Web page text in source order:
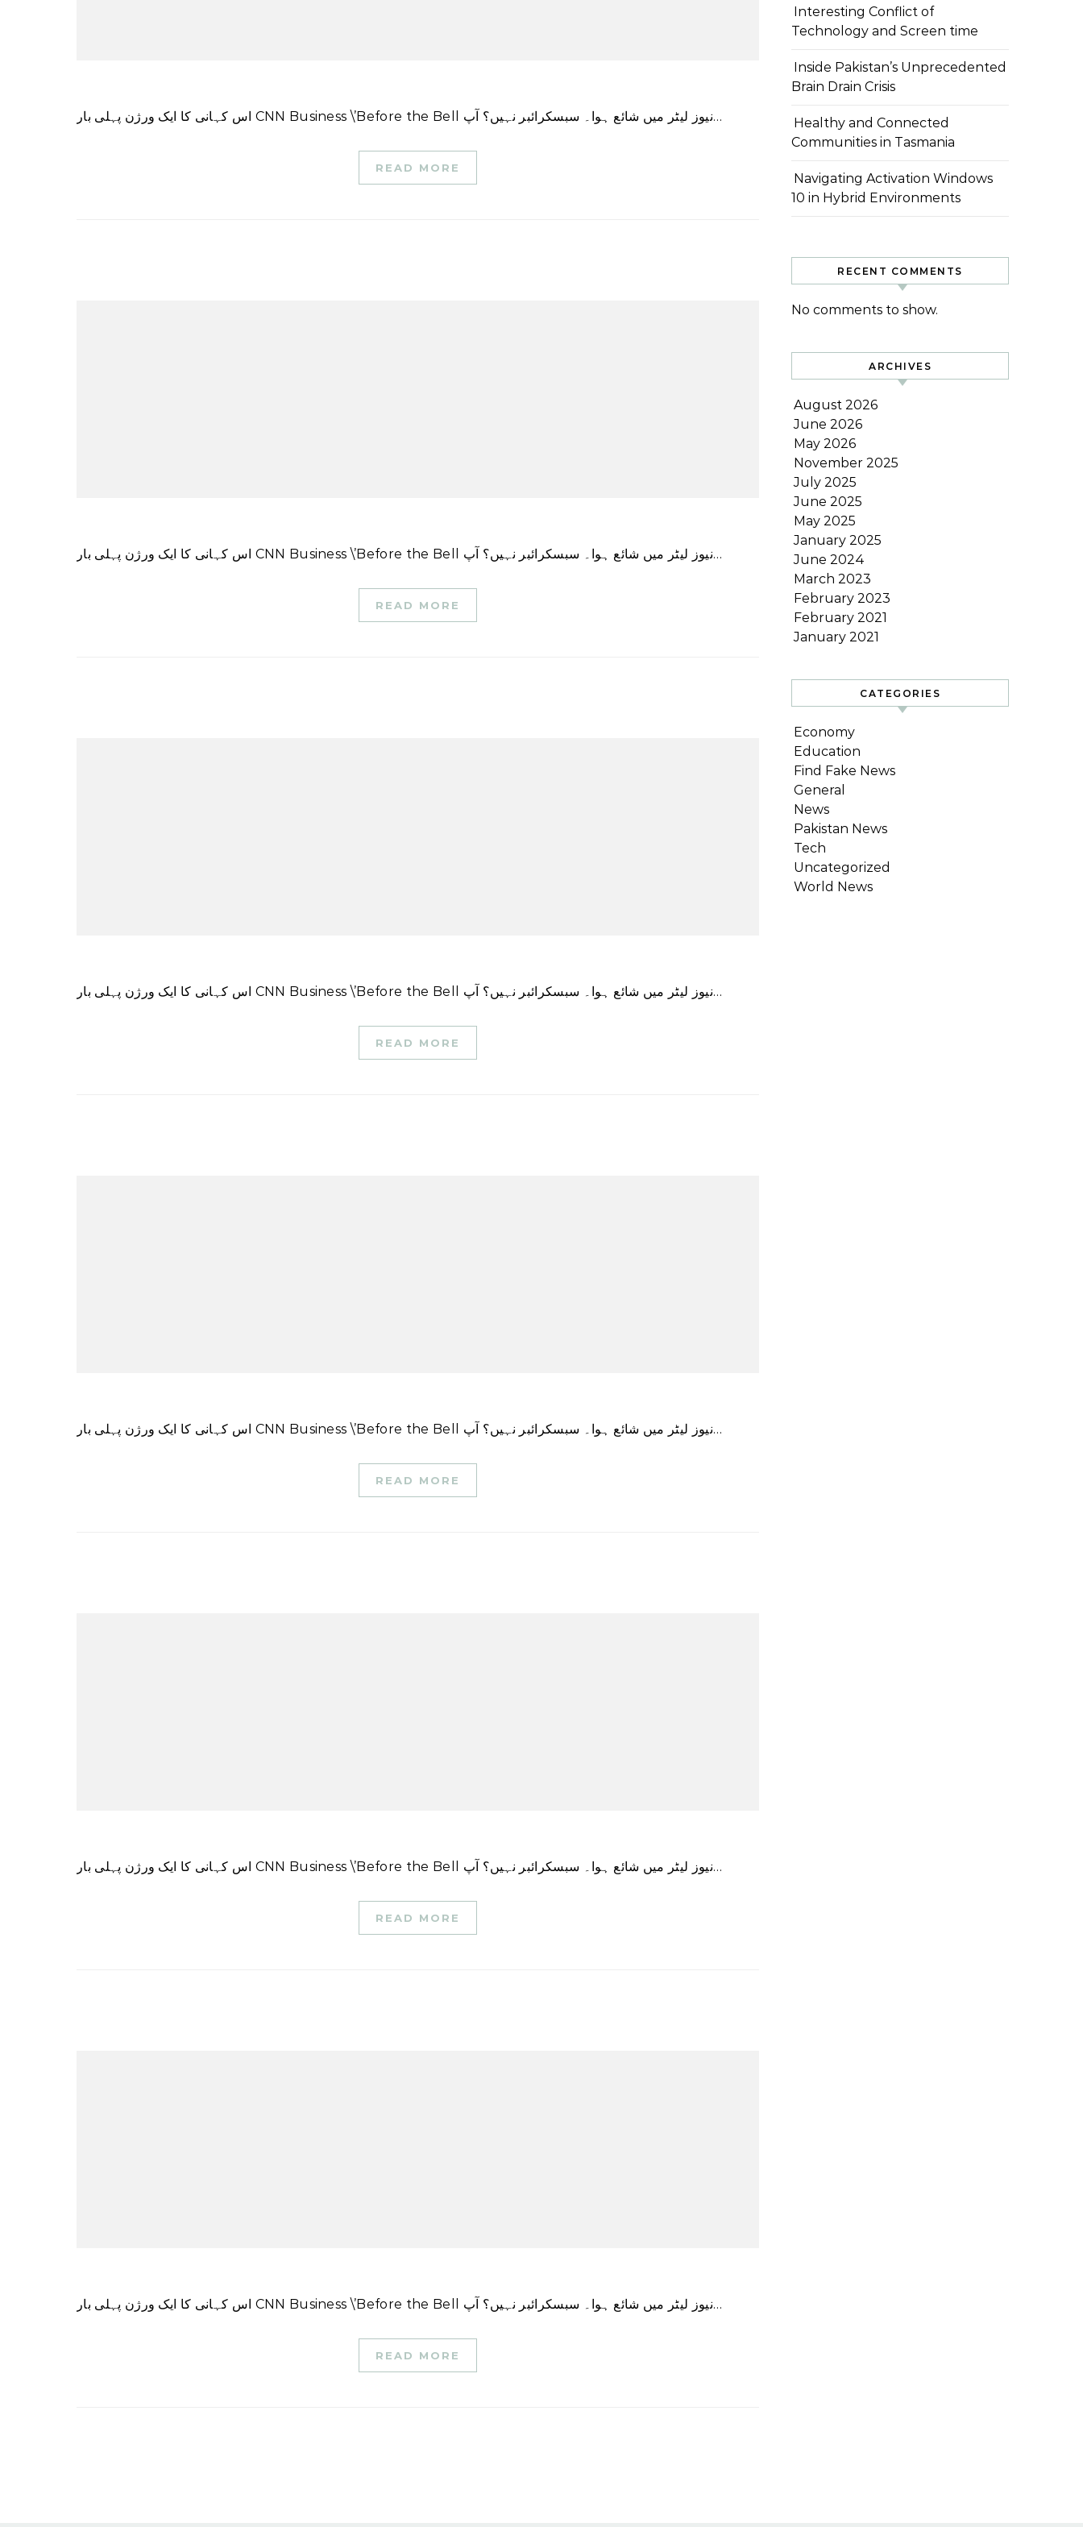
اس کہانی کا ایک ورژن پہلی بار CNN Business \’Before the Bell نیوز لیٹر میں شائع ہوا۔ سبسکرائبر نہیں؟ آپ…
READ MORE
اس کہانی کا ایک ورژن پہلی بار CNN Business \’Before the Bell نیوز لیٹر میں شائع ہوا۔ سبسکرائبر نہیں؟ آپ…
READ MORE
اس کہانی کا ایک ورژن پہلی بار CNN Business \’Before the Bell نیوز لیٹر میں شائع ہوا۔ سبسکرائبر نہیں؟ آپ…
READ MORE
اس کہانی کا ایک ورژن پہلی بار CNN Business \’Before the Bell نیوز لیٹر میں شائع ہوا۔ سبسکرائبر نہیں؟ آپ…
READ MORE
اس کہانی کا ایک ورژن پہلی بار CNN Business \’Before the Bell نیوز لیٹر میں شائع ہوا۔ سبسکرائبر نہیں؟ آپ…
READ MORE
اس کہانی کا ایک ورژن پہلی بار CNN Business \’Before the Bell نیوز لیٹر میں شائع ہوا۔ سبسکرائبر نہیں؟ آپ…
READ MORE
Interesting Conflict of
Technology and Screen time
Inside Pakistan’s Unprecedented
Brain Drain Crisis
Healthy and Connected
Communities in Tasmania
Navigating Activation Windows
10 in Hybrid Environments
RECENT COMMENTS
No comments to show.
ARCHIVES
August 2026
June 2026
May 2026
November 2025
July 2025
June 2025
May 2025
January 2025
June 2024
March 2023
February 2023
February 2021
January 2021
CATEGORIES
Economy
Education
Find Fake News
General
News
Pakistan News
Tech
Uncategorized
World News